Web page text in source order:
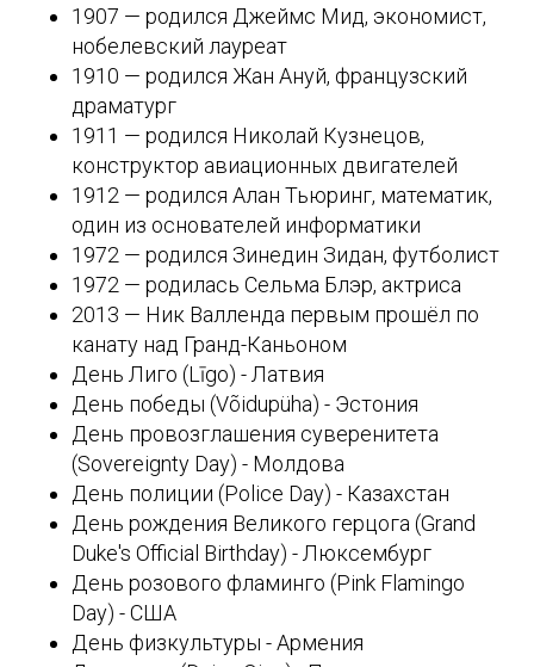
1907 — родился Джеймс Мид, экономист,
нобелевский лауреат
1910 — родился Жан Ануй, французский
драматург
1911 — родился Николай Кузнецов,
конструктор авиационных двигателей
1912 — родился Алан Тьюринг, математик,
один из основателей информатики
1972 — родился Зинедин Зидан, футболист
1972 — родилась Сельма Блэр, актриса
2013 — Ник Валленда первым прошёл по
канату над Гранд-Каньоном
День Лиго (Līgo) - Латвия
День победы (Võidupüha) - Эстония
День провозглашения суверенитета
(Sovereignty Day) - Молдова
День полиции (Police Day) - Казахстан
День рождения Великого герцога (Grand
Duke's Official Birthday) - Люксембург
День розового фламинго (Pink Flamingo
Day) - США
День физкультуры - Армения